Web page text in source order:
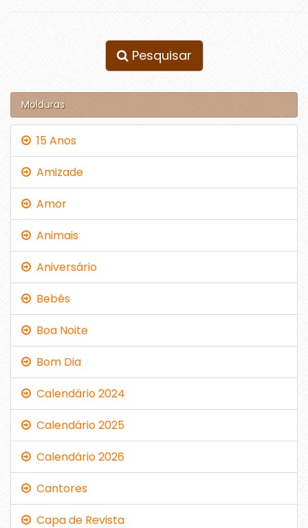
Pesquisar
Molduras
15 Anos
Amizade
Amor
Animais
Aniversário
Bebês
Boa Noite
Bom Dia
Calendário 2024
Calendário 2025
Calendário 2026
Cantores
Capa de Revista